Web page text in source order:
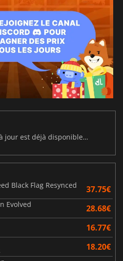
FIFA 20: la nouvelle mise à jour est déjà disponible sur PC
Black Flag Resynced
37.75€
Evolved 28.68€
16.77€
18.20€